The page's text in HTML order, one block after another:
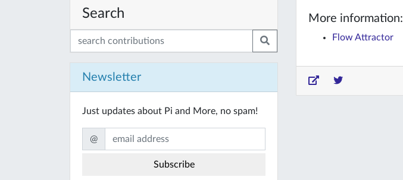
Search
Newsletter
Just updates about Pi and More, no spam!
@
More information:
Flow Attractor